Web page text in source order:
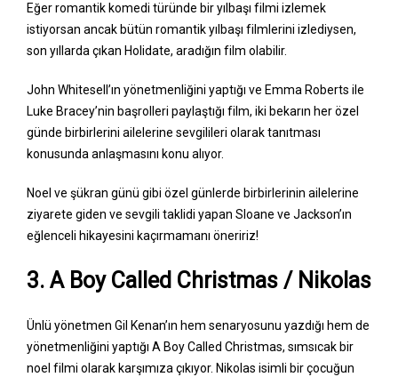
Eğer romantik komedi türünde bir yılbaşı filmi izlemek
istiyorsan ancak bütün romantik yılbaşı filmlerini izlediysen,
son yıllarda çıkan Holidate, aradığın film olabilir.
John Whitesell’ın yönetmenliğini yaptığı ve Emma Roberts ile
Luke Bracey’nin başrolleri paylaştığı film, iki bekarın her özel
günde birbirlerini ailelerine sevgilileri olarak tanıtması
konusunda anlaşmasını konu alıyor.
Noel ve şükran günü gibi özel günlerde birbirlerinin ailelerine
ziyarete giden ve sevgili taklidi yapan Sloane ve Jackson’ın
eğlenceli hikayesini kaçırmamanı öneririz!
3. A Boy Called Christmas / Nikolas
Ünlü yönetmen Gil Kenan’ın hem senaryosunu yazdığı hem de
yönetmenliğini yaptığı A Boy Called Christmas, sımsıcak bir
noel filmi olarak karşımıza çıkıyor. Nikolas isimli bir çocuğun